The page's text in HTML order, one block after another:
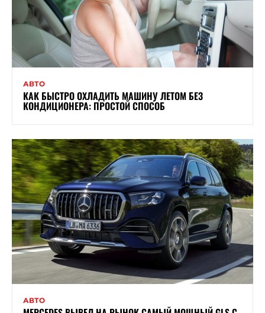
АВТО
КАК БЫСТРО ОХЛАДИТЬ МАШИНУ ЛЕТОМ БЕЗ
КОНДИЦИОНЕРА: ПРОСТОЙ СПОСОБ
АВТО